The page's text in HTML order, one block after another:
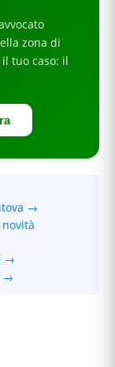
zona di
tuo caso: il
→
→
→